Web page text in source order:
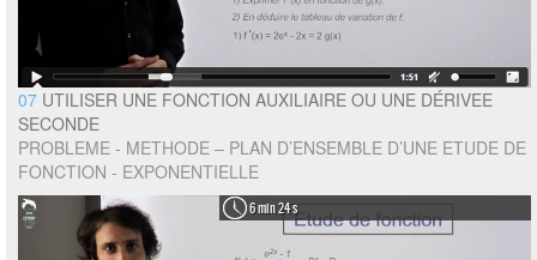
07 UTILISER UNE FONCTION AUXILIAIRE OU UNE DÉRIVEE
SECONDE
PROBLEME - METHODE – PLAN D’ENSEMBLE D’UNE ETUDE DE
FONCTION - EXPONENTIELLE
6 min 24 s